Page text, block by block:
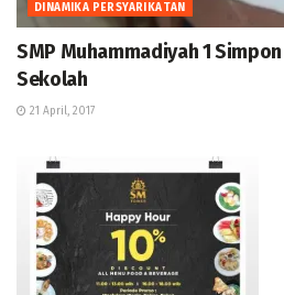
DINAMIKA PERSYARIKATAN
SMP Muhammadiyah 1
Sekolah
21 April, 2017